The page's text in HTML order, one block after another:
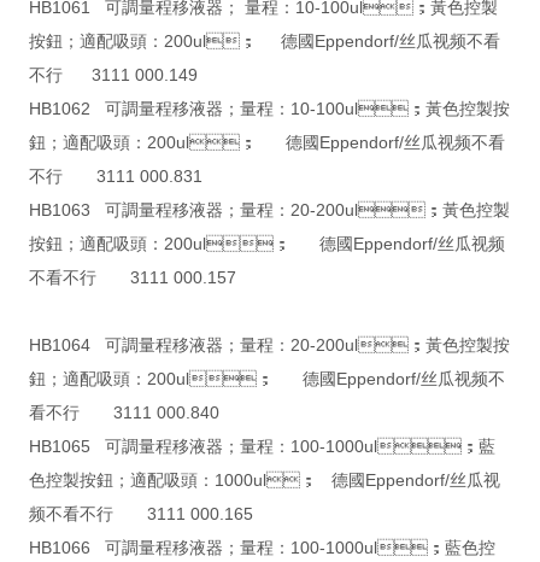
HB1061 可調量程移液器； 量程：10-100ul；黃色控製
按鈕；適配吸頭：200ul； 德國Eppendorf/丝瓜视频不看
不行 3111 000.149
HB1062 可調量程移液器；量程：10-100ul；黃色控製按
鈕；適配吸頭：200ul； 德國Eppendorf/丝瓜视频不看
不行 3111 000.831
HB1063 可調量程移液器；量程：20-200ul；黃色控製
按鈕；適配吸頭：200ul； 德國Eppendorf/丝瓜视频
不看不行 3111 000.157
HB1064 可調量程移液器；量程：20-200ul；黃色控製按
鈕；適配吸頭：200ul； 德國Eppendorf/丝瓜视频不
看不行 3111 000.840
HB1065 可調量程移液器；量程：100-1000ul；藍
色控製按鈕；適配吸頭：1000ul； 德國Eppendorf/丝瓜视
频不看不行 3111 000.165
HB1066 可調量程移液器；量程：100-1000ul；藍色控